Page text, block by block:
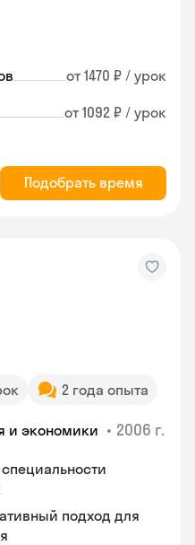
от 1470 ₽ / урок
от 1092 ₽ / урок
Подобрать время
2 года опыта
и экономики • 2006 г.
подход для